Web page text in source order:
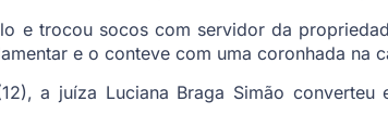
e trocou socos com servidor da
e o conteve com uma coronhada na
a juíza Luciana Braga Simão